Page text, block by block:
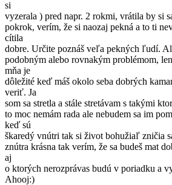
si
vyzerala ) pred napr. 2 rokmi, vrátila by si
pokrok, verím, že si naozaj pekná a to ti
cítila
dobre. Určite poznáš veľa pekných ľudí.
podobným alebo rovnakým problémom,
mňa je
dôležité keď máš okolo seba dobrých
veriť. Ja
som sa stretla a stále stretávam s takými
to moc nemám rada ale nebudem sa im
keď sú
škaredý vnútri tak si život bohužiaľ zničia
znútra krásna tak verím, že sa budeš mat
aj
o ktorých nerozprávas budú v poriadku a
Ahooj:)